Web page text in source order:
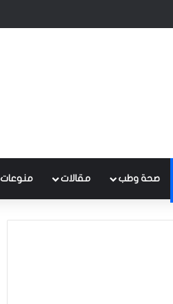
على رخصة المشاركة في دوري النجوم
صحة وطب مقالات منوعات